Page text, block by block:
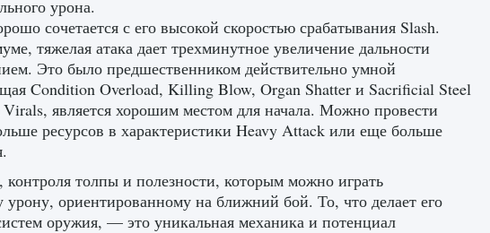
урона.
сочетается с его высокой скоростью срабатывания Slash.
тяжелая атака дает трехминутное увеличение дальности
Это было предшественником действительно умной
Condition Overload, Killing Blow, Organ Shatter и Sacrificial Steel
является хорошим местом для начала. Можно провести
ресурсов в характеристики Heavy Attack или еще больше
толпы и полезности, которым можно играть
ориентированному на ближний бой. То, что делает его
оружия, — это уникальная механика и потенциал